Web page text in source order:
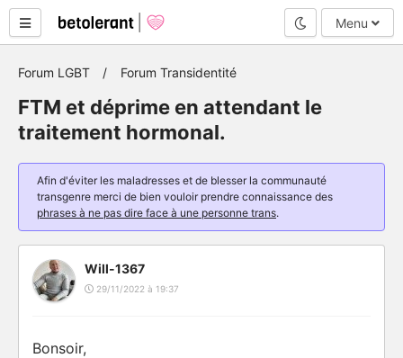
Mode nuit
Menu
Forum LGBT Forum Transidentité
FTM et déprime en attendant le
traitement hormonal.
Afin d'éviter les maladresses et de blesser la communauté
transgenre merci de bien vouloir prendre connaissance des
phrases à ne pas dire face à une personne trans.
Will-1367
29/11/2022 à 19:37
Bonsoir,